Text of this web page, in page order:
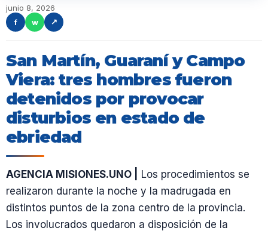
junio 8, 2026
f
w ↗
San Martín, Guaraní y Campo
Viera: tres hombres fueron
detenidos por provocar
disturbios en estado de
ebriedad
AGENCIA MISIONES.UNO |
Los procedimientos se
realizaron durante la noche y la madrugada en
distintos puntos de la zona centro de la provincia.
Los involucrados quedaron a disposición de la